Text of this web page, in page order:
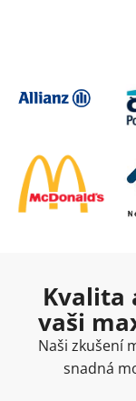
Kvalita
vaši
Naši zkušení
snadná